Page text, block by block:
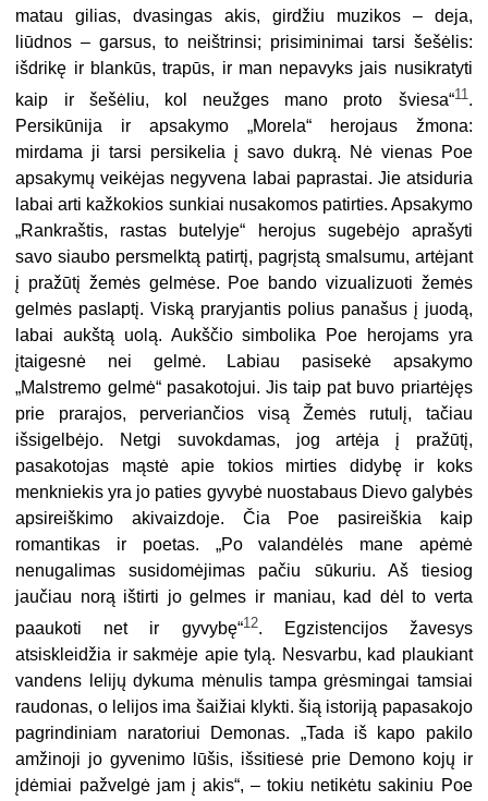
matau gilias, dvasingas akis, girdžiu muzikos – deja,
liūdnos – garsus, to neištrinsi; prisiminimai tarsi šešėlis:
išdrikę ir blankūs, trapūs, ir man nepavyks jais nusikratyti
kaip ir šešėliu, kol neužges mano proto šviesa“11.
Persikūnija ir apsakymo „Morela“ herojaus žmona:
mirdama ji tarsi persikelia į savo dukrą. Nė vienas Poe
apsakymų veikėjas negyvena labai paprastai. Jie atsiduria
labai arti kažkokios sunkiai nusakomos patirties. Apsakymo
„Rankraštis, rastas butelyje“ herojus sugebėjo aprašyti
savo siaubo persmelktą patirtį, pagrįstą smalsumu, artėjant
į pražūtį žemės gelmėse. Poe bando vizualizuoti žemės
gelmės paslaptį. Viską praryjantis polius panašus į juodą,
labai aukštą uolą. Aukščio simbolika Poe herojams yra
įtaigesnė nei gelmė. Labiau pasisekė apsakymo
„Malstremo gelmė“ pasakotojui. Jis taip pat buvo priartėjęs
prie prarajos, perveriančios visą Žemės rutulį, tačiau
išsigelbėjo. Netgi suvokdamas, jog artėja į pražūtį,
pasakotojas mąstė apie tokios mirties didybę ir koks
menkniekis yra jo paties gyvybė nuostabaus Dievo galybės
apsireiškimo akivaizdoje. Čia Poe pasireiškia kaip
romantikas ir poetas. „Po valandėlės mane apėmė
nenugalimas susidomėjimas pačiu sūkuriu. Aš tiesiog
jaučiau norą ištirti jo gelmes ir maniau, kad dėl to verta
paaukoti net ir gyvybę“12. Egzistencijos žavesys
atsiskleidžia ir sakmėje apie tylą. Nesvarbu, kad plaukiant
vandens lelijų dykuma mėnulis tampa grėsmingai tamsiai
raudonas, o lelijos ima šaižiai klykti. šią istoriją papasakojo
pagrindiniam naratoriui Demonas. „Tada iš kapo pakilo
amžinoji jo gyvenimo lūšis, išsitiesė prie Demono kojų ir
įdėmiai pažvelgė jam į akis“, – tokiu netikėtu sakiniu Poe